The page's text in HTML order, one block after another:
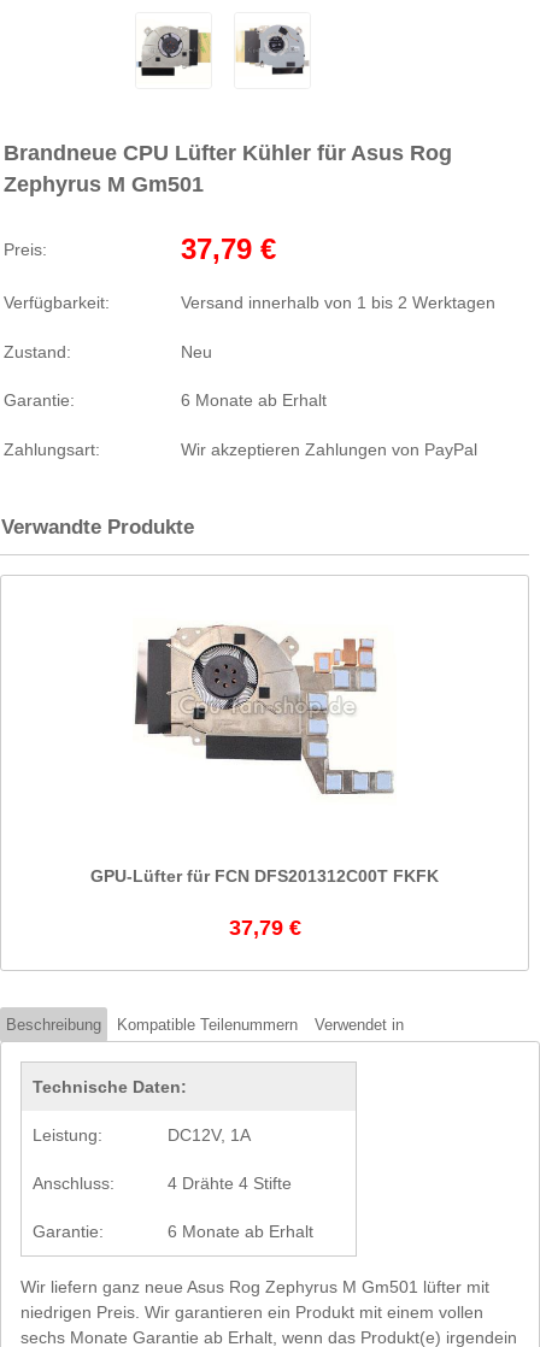
Brandneue CPU Lüfter Kühler für Asus Rog
Zephyrus M Gm501
Preis: 37,79 €
Verfügbarkeit: Versand innerhalb von 1 bis 2 Werktagen
Zustand: Neu
Garantie: 6 Monate ab Erhalt
Zahlungsart: Wir akzeptieren Zahlungen von PayPal
Verwandte Produkte
GPU-Lüfter für FCN DFS201312C00T FKFK
37,79 €
Beschreibung Kompatible Teilenummern Verwendet in
Technische Daten:
Leistung: DC12V, 1A
Anschluss: 4 Drähte 4 Stifte
Garantie: 6 Monate ab Erhalt
Wir liefern ganz neue Asus Rog Zephyrus M Gm501 lüfter mit
niedrigen Preis. Wir garantieren ein Produkt mit einem vollen
sechs Monate Garantie ab Erhalt, wenn das Produkt(e) irgendein